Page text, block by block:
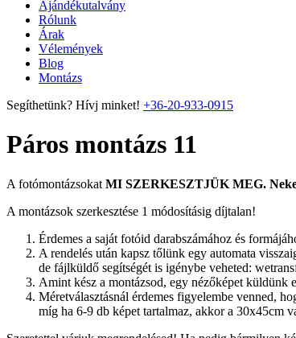
Ajándékutalvány
Rólunk
Árak
Vélemények
Blog
Montázs
Segíthetünk? Hívj minket! +36-20-933-0915
Páros montázs 11
A fotómontázsokat MI SZERKESZTJÜK MEG.
A montázsok szerkesztése 1 módosításig díjtalan!
Érdemes a saját fotóid darabszámához és
A rendelés után kapsz tőlünk egy automata
de fájlküldő segítségét is igénybe veheted:
Amint kész a montázsod, egy nézőképet küldünk
Méretválasztásnál érdemes figyelembe venned,
míg ha 6-9 db képet tartalmaz, akkor a 30x45cm